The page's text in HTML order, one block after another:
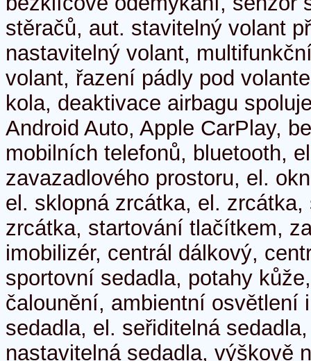
stěračů, aut. stavitelný volant
nastavitelný volant,
volant, řazení pádly pod
kola, deaktivace airbagu
Android Auto, Apple CarPlay,
mobilních telefonů, bluetooth,
zavazadlového prostoru, el.
el. sklopná zrcátka, el.
zrcátka, startování tlačítkem,
imobilizér, centrál dálkový,
sportovní sedadla, potahy
čalounění, ambientní osvětlení
sedadla, el. seřiditelná
nastavitelná sedadla, výškově